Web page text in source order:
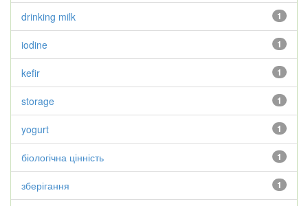
1
drinking milk
1
iodine
1
kefir
1
storage
1
yogurt
1
біологічна цінність
1
зберігання